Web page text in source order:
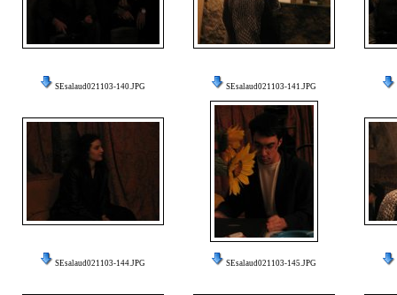
SEsalaud021103-140.JPG SEsalaud021103-141.JPG
SEsalaud021103-144.JPG SEsalaud021103-145.JPG